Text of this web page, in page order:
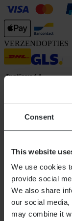
Consent
This website
We use cookies
provide social
We also share
our social
may combine it
VERZENDOPTIES
Pierce Group AB |
Handelsregister:
Gevolmachtigde
Btw-
SHOPPEN
Algemene
Privacybeleid